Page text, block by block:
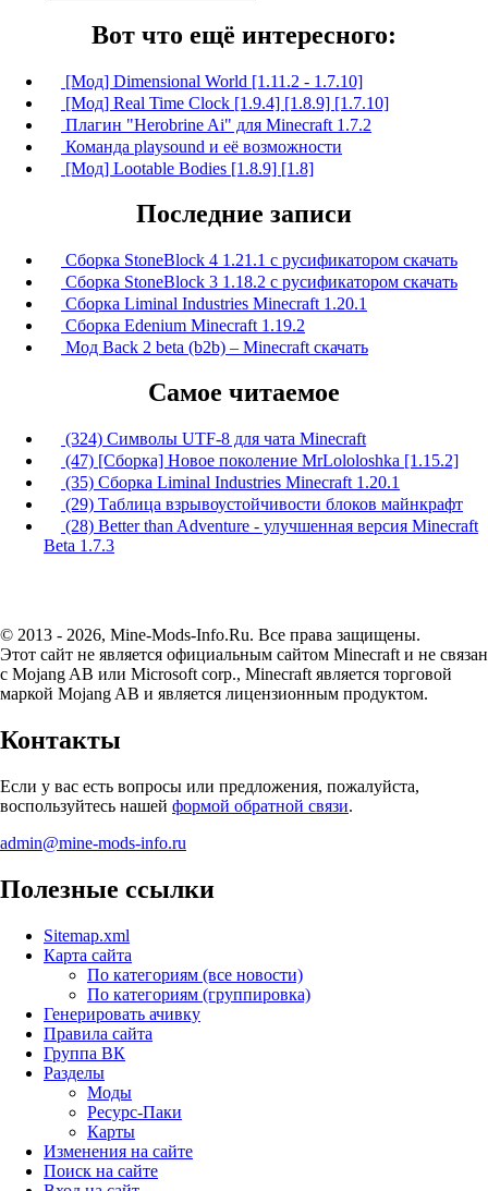
Вот что ещё интересного:
[Мод] Dimensional World [1.11.2 - 1.7.10]
[Мод] Real Time Clock [1.9.4] [1.8.9] [1.7.10]
Плагин "Herobrine Ai" для Minecraft 1.7.2
Команда playsound и её возможности
[Мод] Lootable Bodies [1.8.9] [1.8]
Последние записи
Сборка StoneBlock 4 1.21.1 с русификатором скачать
Сборка StoneBlock 3 1.18.2 с русификатором скачать
Сборка Liminal Industries Minecraft 1.20.1
Сборка Edenium Minecraft 1.19.2
Мод Back 2 beta (b2b) – Minecraft скачать
Самое читаемое
(324) Символы UTF-8 для чата Minecraft
(47) [Сборка] Новое поколение MrLololoshka [1.15.2]
(35) Сборка Liminal Industries Minecraft 1.20.1
(29) Таблица взрывоустойчивости блоков майнкрафт
(28) Better than Adventure - улучшенная версия Minecraft
Beta 1.7.3
© 2013 - 2026, Mine-Mods-Info.Ru. Все права защищены.
Этот сайт не является официальным сайтом Minecraft и не связан
с Mojang AB или Microsoft corp., Minecraft является торговой
маркой Mojang AB и является лицензионным продуктом.
Контакты
Если у вас есть вопросы или предложения, пожалуйста,
воспользуйтесь нашей формой обратной связи.
admin@mine-mods-info.ru
Полезные ссылки
Sitemap.xml
Карта сайта
По категориям (все новости)
По категориям (группировка)
Генерировать ачивку
Правила сайта
Группа ВК
Разделы
Моды
Ресурс-Паки
Карты
Изменения на сайте
Поиск на сайте